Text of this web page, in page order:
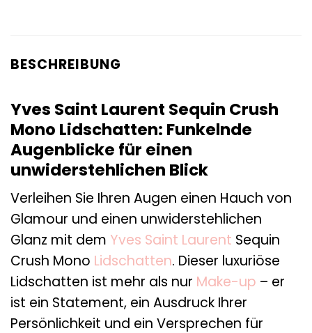
BESCHREIBUNG
Yves Saint Laurent Sequin Crush
Mono Lidschatten: Funkelnde
Augenblicke für einen
unwiderstehlichen Blick
Verleihen Sie Ihren Augen einen Hauch von
Glamour und einen unwiderstehlichen
Glanz mit dem Yves Saint Laurent Sequin
Crush Mono Lidschatten. Dieser luxuriöse
Lidschatten ist mehr als nur Make-up – er
ist ein Statement, ein Ausdruck Ihrer
Persönlichkeit und ein Versprechen für